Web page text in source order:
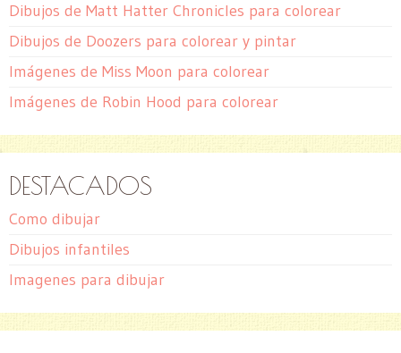
Dibujos de Matt Hatter Chronicles para colorear
Dibujos de Doozers para colorear y pintar
Imágenes de Miss Moon para colorear
Imágenes de Robin Hood para colorear
DESTACADOS
Como dibujar
Dibujos infantiles
Imagenes para dibujar